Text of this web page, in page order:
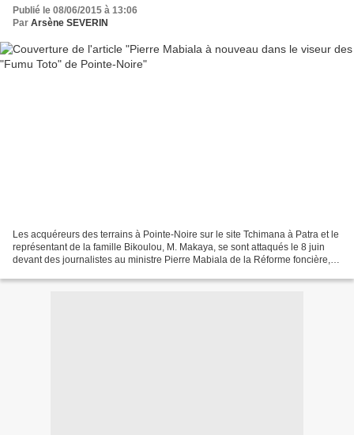
Publié le 08/06/2015 à 13:06
Par Arsène SEVERIN
Les acquéreurs des terrains à Pointe-Noire sur le site Tchimana à Patra et le
représentant de la famille Bikoulou, M. Makaya, se sont attaqués le 8 juin
devant des journalistes au ministre Pierre Mabiala de la Réforme foncière,